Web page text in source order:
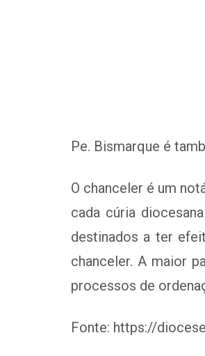
Pe. Bismarque é
O chanceler é um
cada cúria
destinados a ter
chanceler. A maior
processos de
Fonte: https://